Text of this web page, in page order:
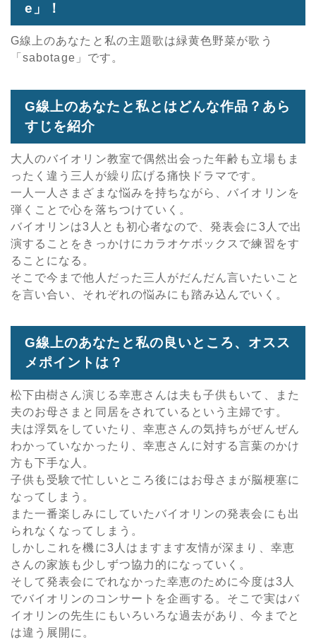
e」！
G線上のあなたと私の主題歌は緑黄色野菜が歌う
「sabotage」です。
G線上のあなたと私とはどんな作品？あら
すじを紹介
大人のバイオリン教室で偶然出会った年齢も立場もま
ったく違う三人が繰り広げる痛快ドラマです。
一人一人さまざまな悩みを持ちながら、バイオリンを
弾くことで心を落ちつけていく。
バイオリンは3人とも初心者なので、発表会に3人で出
演することをきっかけにカラオケボックスで練習をす
ることになる。
そこで今まで他人だった三人がだんだん言いたいこと
を言い合い、それぞれの悩みにも踏み込んでいく。
G線上のあなたと私の良いところ、オスス
メポイントは？
松下由樹さん演じる幸恵さんは夫も子供もいて、また
夫のお母さまと同居をされているという主婦です。
夫は浮気をしていたり、幸恵さんの気持ちがぜんぜん
わかっていなかったり、幸恵さんに対する言葉のかけ
方も下手な人。
子供も受験で忙しいところ後にはお母さまが脳梗塞に
なってしまう。
また一番楽しみにしていたバイオリンの発表会にも出
られなくなってしまう。
しかしこれを機に3人はますます友情が深まり、幸恵
さんの家族も少しずつ協力的になっていく。
そして発表会にでれなかった幸恵のために今度は3人
でバイオリンのコンサートを企画する。そこで実はバ
イオリンの先生にもいろいろな過去があり、今までと
は違う展開に。